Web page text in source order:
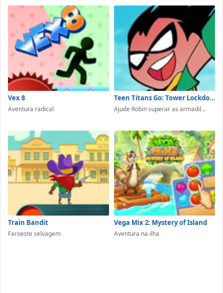
Vex 8
Aventura radical
Teen Titans Go: Tower Lockdown
Ajude Robin superar as armadil...
Train Bandit
Faroeste selvagem
Vega Mix 2: Mystery of Island
Aventura na ilha